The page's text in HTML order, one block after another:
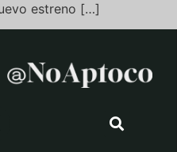
estreno […]